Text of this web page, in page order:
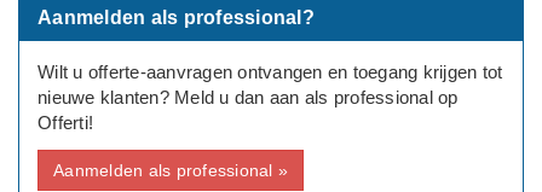
Aanmelden als professional?
Wilt u offerte-aanvragen ontvangen en toegang krijgen tot
nieuwe klanten? Meld u dan aan als professional op
Offerti!
Aanmelden als professional »